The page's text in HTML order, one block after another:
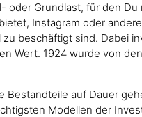
Grundlast, für den
Instagram oder
beschäftigt sind. Dabei
Wert. 1924 wurde von
auf Dauer
Modellen der